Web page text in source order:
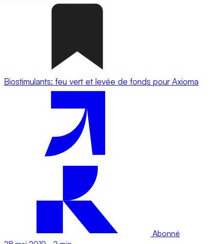
Biostimulants: feu vert et levée de fonds pour Axioma
Abonné